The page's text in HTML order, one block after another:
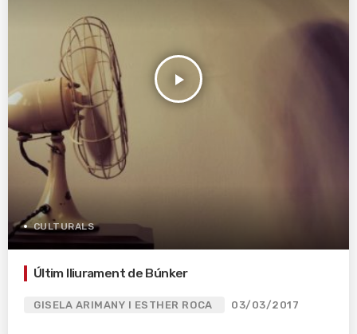
play_arrow
CULTURALS
Últim lliurament de Búnker
GISELA ARIMANY I ESTHER ROCA 03/03/2017